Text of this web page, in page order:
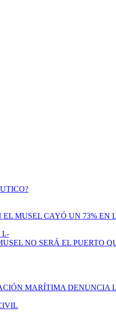
MUSEL CAYÓ UN 73% EN
I.-
NO SERÁ EL PUERTO
MARÍTIMA